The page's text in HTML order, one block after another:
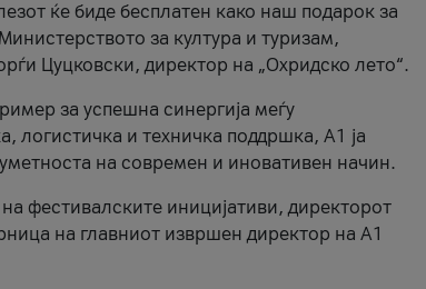
ќе биде бесплатен како наш подарок за
за култура и туризам,
Цуцковски, директор на „Охридско лето“.
за успешна синергија меѓу
логистичка и техничка поддршка, A1 ја
на современ и иновативен начин.
фестивалските иницијативи, директорот
на главниот извршен директор на A1